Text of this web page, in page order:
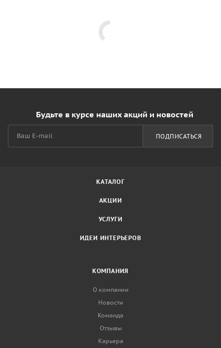
Будьте в курсе наших акций и новостей
ПОДПИСАТЬСЯ
КАТАЛОГ
АКЦИИ
УСЛУГИ
ИДЕИ ИНТЕРЬЕРОВ
КОМПАНИЯ
О компании
Новости
Команда
Отзывы
Карьера